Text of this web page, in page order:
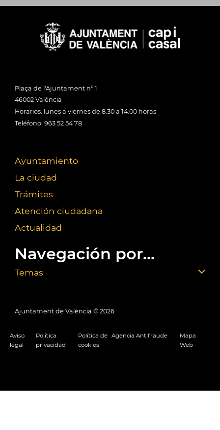
Plaça de l'Ajuntament nº 1
46002 València
Horarios: lunes a viernes de 8:30 a 14:00 horas
Teléfono: 963 52 54 78
Ayuntamiento
La ciudad
Trámites
Atención ciudadana
Actualidad
Navegación por...
Temas
Ajuntament de València © 2026
Aviso
legal
Política
privacidad
Política de
cookies
Agencia Antifraude
Mapa
Web